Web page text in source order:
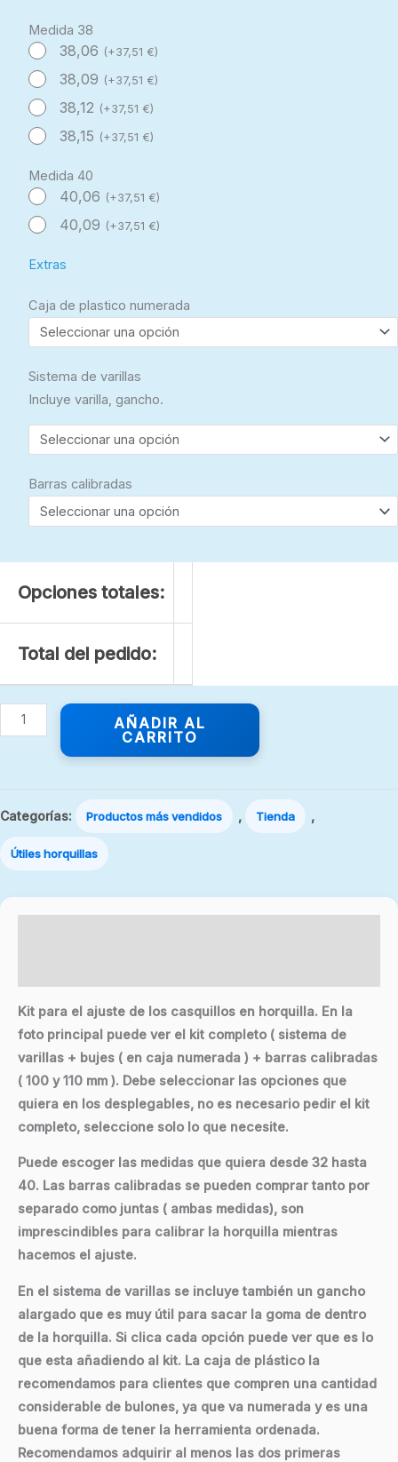
Medida 38
38,06 (+37,51 €)
38,09 (+37,51 €)
38,12 (+37,51 €)
38,15 (+37,51 €)
Medida 40
40,06 (+37,51 €)
40,09 (+37,51 €)
Extras
Caja de plastico numerada
Sistema de varillas
Incluye varilla, gancho.
Barras calibradas
Opciones totales:
Total del pedido:
AÑADIR AL
CARRITO
Categorías: Productos más vendidos , Tienda ,
Útiles horquillas
Kit para el ajuste de los casquillos en horquilla. En la
foto principal puede ver el kit completo ( sistema de
varillas + bujes ( en caja numerada ) + barras calibradas
( 100 y 110 mm ). Debe seleccionar las opciones que
quiera en los desplegables, no es necesario pedir el kit
completo, seleccione solo lo que necesite.
Puede escoger las medidas que quiera desde 32 hasta
40. Las barras calibradas se pueden comprar tanto por
separado como juntas ( ambas medidas), son
imprescindibles para calibrar la horquilla mientras
hacemos el ajuste.
En el sistema de varillas se incluye también un gancho
alargado que es muy útil para sacar la goma de dentro
de la horquilla. Si clica cada opción puede ver que es lo
que esta añadiendo al kit. La caja de plástico la
recomendamos para clientes que compren una cantidad
considerable de bulones, ya que va numerada y es una
buena forma de tener la herramienta ordenada.
Recomendamos adquirir al menos las dos primeras